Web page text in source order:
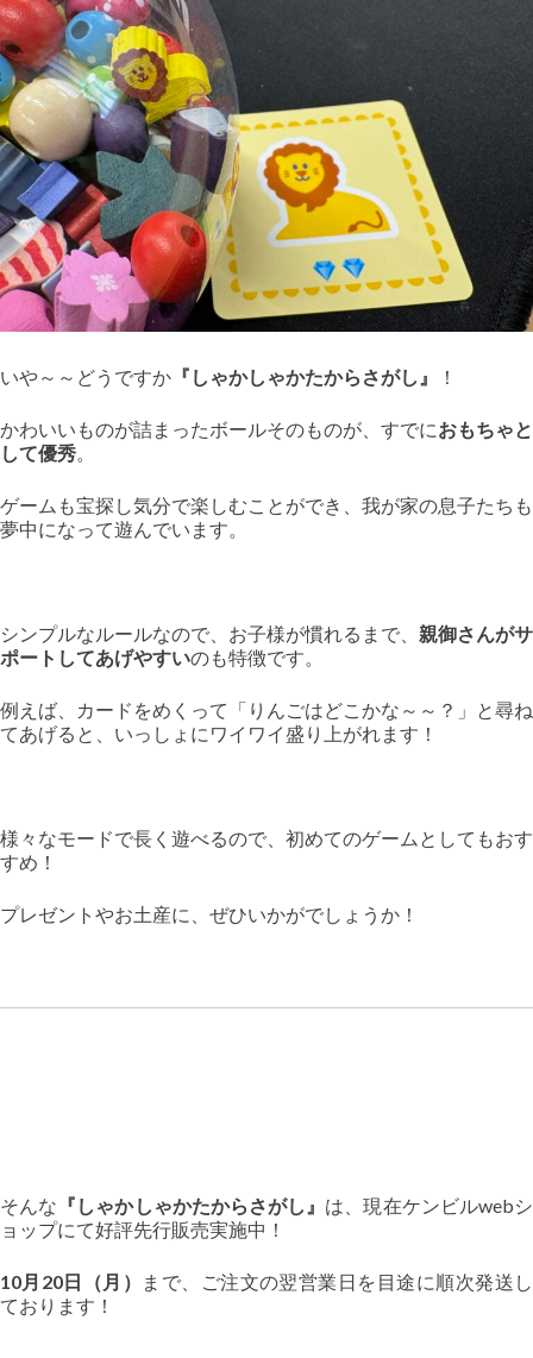
いや～～どうですか 『しゃかしゃかたからさがし』 ！
かわいいものが詰まったボールそのものが、すでにおもちゃと
して優秀。
ゲームも宝探し気分で楽しむことができ、我が家の息子たちも
夢中になって遊んでいます。
シンプルなルールなので、お子様が慣れるまで、 親御さんがサ
ポートしてあげやすいのも特徴です。
例えば、カードをめくって「りんごはどこかな～～？」と尋ね
てあげると、いっしょにワイワイ盛り上がれます！
様々なモードで長く遊べるので、初めてのゲームとしてもおす
すめ！
プレゼントやお土産に、ぜひいかがでしょうか！
そんな 『しゃかしゃかたからさがし』 は、現在ケンビルwebシ
ョップにて好評先行販売実施中！
10月20日（月）
まで、ご注文の翌営業日を目途に順次発送し
ております！